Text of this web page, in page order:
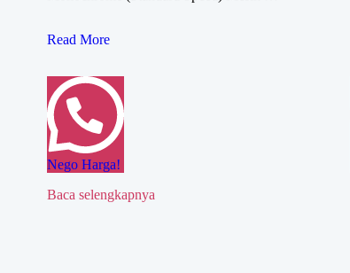
Paket
MEDIUM
Read More
Nego Harga!
Baca selengkapnya